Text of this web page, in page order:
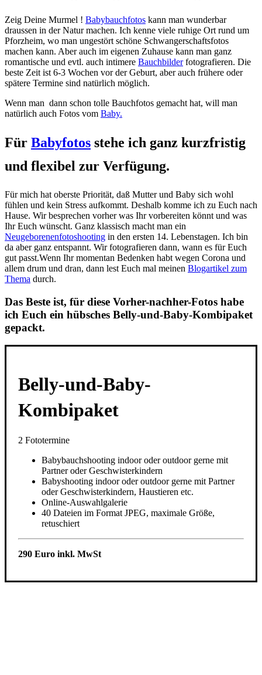
Zeig Deine Murmel ! Babybauchfotos kann man wunderbar
draussen in der Natur machen. Ich kenne viele ruhige Ort rund um
Pforzheim, wo man ungestört schöne Schwangerschaftsfotos
machen kann. Aber auch im eigenen Zuhause kann man ganz
romantische und evtl. auch intimere Bauchbilderfotografieren. Die
beste Zeit ist 6-3 Wochen vor der Geburt, aber auch frühere oder
spätere Termine sind natürlich möglich.
Wenn man dann schon tolle Bauchfotos gemacht hat, will man
natürlich auch Fotos vom Baby.
Für Babyfotos stehe ich ganz kurzfristig
und flexibel zur Verfügung.
Für mich hat oberste Priorität, daß Mutter und Baby sich wohl
fühlen und kein Stress aufkommt. Deshalb komme ich zu Euch nach
Hause. Wir besprechen vorher was Ihr vorbereiten könnt und was
Ihr Euch wünscht. Ganz klassisch macht man ein
Neugeborenenfotoshooting in den ersten 14. Lebenstagen. Ich bin
da aber ganz entspannt. Wir fotografieren dann, wann es für Euch
gut passt.Wenn Ihr momentan Bedenken habt wegen Corona und
allem drum und dran, dann lest Euch mal meinen Blogartikel zum
Thema durch.
Das Beste ist, für diese Vorher-nachher-Fotos habe
ich Euch ein hübsches Belly-und-Baby-Kombipaket
gepackt.
Belly-und-Baby-
Kombipaket
2 Fototermine
Babybauchshooting indoor oder outdoor gerne mit
Partner oder Geschwisterkindern
Babyshooting indoor oder outdoor gerne mit Partner
oder Geschwisterkindern, Haustieren etc.
Online-Auswahlgalerie
40 Dateien im Format JPEG, maximale Größe,
retuschiert
290 Euro inkl. MwSt